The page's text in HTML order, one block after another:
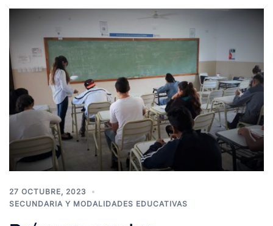
27 OCTUBRE, 2023
SECUNDARIA Y MODALIDADES EDUCATIVAS